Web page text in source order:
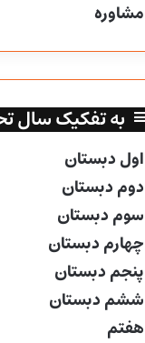
مشاوره
به تفکیک سال
اول دبستان
دوم دبستان
سوم دبستان
چهارم دبستان
پنجم دبستان
ششم دبستان
هفتم